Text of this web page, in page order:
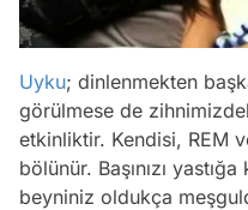
Uyku; dinlenmekten
görülmese de
etkinliktir. Kendisi, REM
bölünür. Başınızı
beyniniz oldukça